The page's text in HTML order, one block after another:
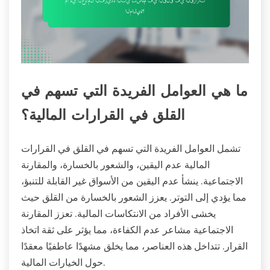
ما هي العوامل الفريدة التي تسهم في
القلق في القرارات المالية؟
تشمل العوامل الفريدة التي تسهم في القلق في القرارات
المالية عدم اليقين، والشعور بالخسارة، والمقارنة
الاجتماعية. ينشأ عدم اليقين من الأسواق غير القابلة للتنبؤ،
مما يؤدي إلى التوتر. يعزز الشعور بالخسارة من القلق حيث
يخشى الأفراد من الانتكاسات المالية. تعزز المقارنة
الاجتماعية مشاعر عدم الكفاءة، مما يؤثر على ثقة اتخاذ
القرار. تتداخل هذه العناصر، مما يخلق مشهدًا عاطفيًا معقدًا
حول الخيارات المالية.